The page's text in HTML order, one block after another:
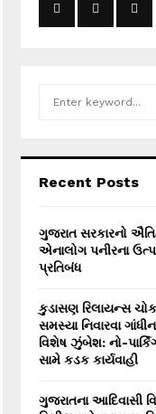
h
o
r
:
Recent Posts
ગુજરાત સરકારનો
એનાલોગ પનીરના
પ્રતિબંધ
કુડાસણ રિલાયન્સ
સમસ્યા નિવારવા
વિશેષ ઝુંબેશ: નો-
સામે કડક કાર્યવાહી
ગુજરાતના આદિવાસી